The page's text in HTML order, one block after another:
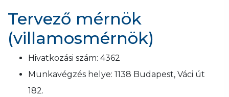
Tervező mérnök
(villamosmérnök)
Hivatkozási szám: 4362
Munkavégzés helye: 1138 Budapest, Váci út
182.